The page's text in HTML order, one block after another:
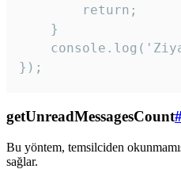
        return;
    }
});
getUnreadMessagesCount
Bu yöntem, temsilciden okunmamış
sağlar.